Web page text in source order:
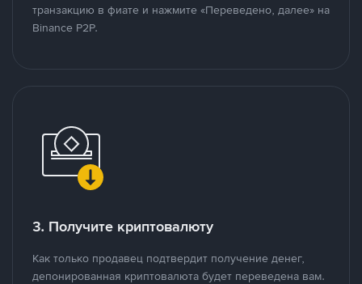
транзакцию в фиате и нажмите «Переведено, далее» на
Binance P2P.
3. Получите криптовалюту
Как только продавец подтвердит получение денег,
депонированная криптовалюта будет переведена вам.